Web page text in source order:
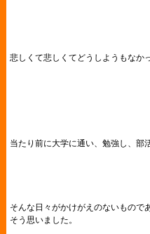
悲しくて悲しくてどうしようもなか
当たり前に大学に通い、勉強し、部
そんな日々がかけがえのないもので
そう思いました。